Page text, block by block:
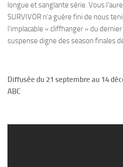
longue et sanglante série. Vous
SURVIVOR n’a guère fini de nous
l’implacable « cliffhanger » du
suspense digne des season finales
Diffusée du 21 septembre au 14
ABC